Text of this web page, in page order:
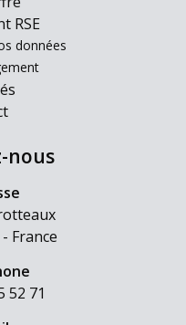
RSE
données
nous
France
52 71